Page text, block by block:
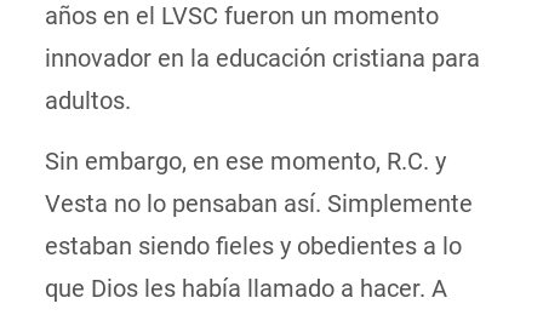
años en el LVSC fueron un momento
innovador en la educación cristiana para
adultos.
Sin embargo, en ese momento, R.C. y
Vesta no lo pensaban así. Simplemente
estaban siendo fieles y obedientes a lo
que Dios les había llamado a hacer. A